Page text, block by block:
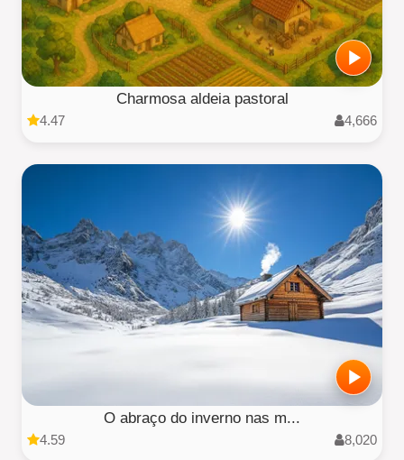
Charmosa aldeia pastoral
4.47 4,666
O abraço do inverno nas m...
4.59 8,020